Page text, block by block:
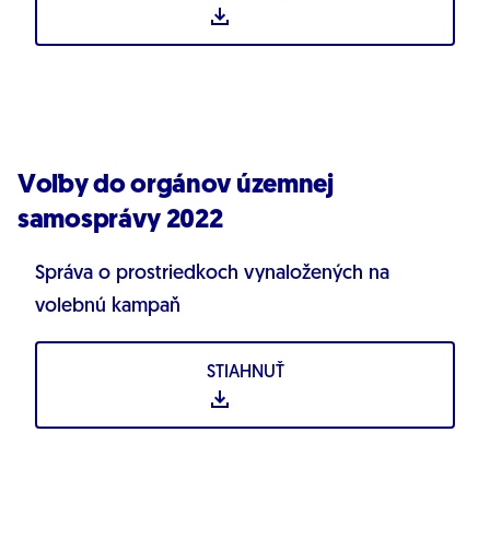
Voľby do orgánov územnej
samosprávy 2022
Správa o prostriedkoch vynaložených na
volebnú kampaň
STIAHNUŤ